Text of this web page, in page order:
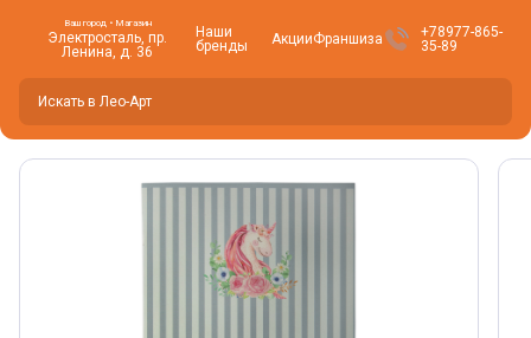
Ваш город • Магазин
Электросталь, пр.
Ленина, д. 36
Наши
бренды
АкцииФраншиза
+78977-865-
35-89
Фото товара